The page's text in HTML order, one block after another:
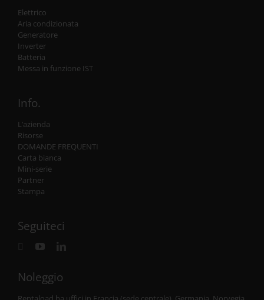
Elettrico
Aria condizionata
Generatore
Inverter
Batteria
Messa in funzione IST
Info.
L’azienda
Risorse
DOMANDE FREQUENTI
Carta bianca
Mini-serie
Partner
Stampa
Seguiteci
Noleggio